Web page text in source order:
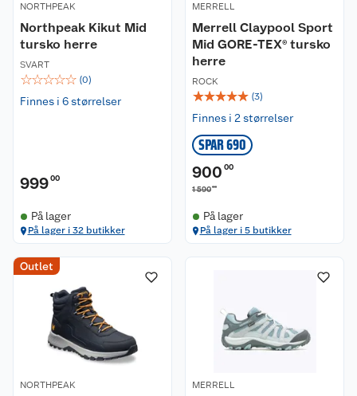
NORTHPEAK
Northpeak Kikut Mid
tursko herre
SVART
☆☆☆☆☆ (0)
Finnes i 6 størrelser
99900
På lager
På lager i 32 butikker
MERRELL
Merrell Claypool Sport
Mid GORE-TEX® tursko
herre
ROCK
☆☆☆☆☆ (3)
Finnes i 2 størrelser
SPAR 690
900 00
1 59000
På lager
På lager i 5 butikker
Outlet
NORTHPEAK MERRELL